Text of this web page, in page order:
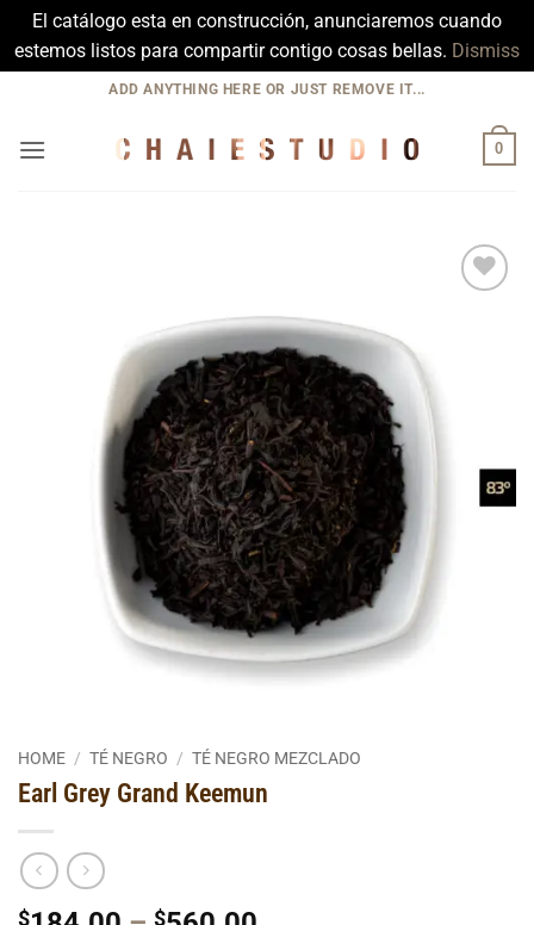
El catálogo esta en construcción, anunciaremos cuando
estemos listos para compartir contigo cosas bellas. Dismiss
content
ADD ANYTHING HERE OR JUST REMOVE IT...
0
HOME / TÉ NEGRO / TÉ NEGRO MEZCLADO
Earl Grey Grand Keemun
$ $